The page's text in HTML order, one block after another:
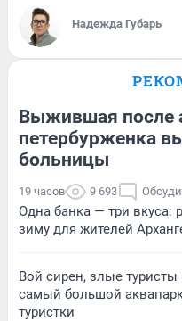
Надежда Губарь
Выжившая после
петербурженка
больницы
19 часов 9 693
Одна банка — три вкуса:
зиму для жителей
Вой сирен, злые туристы
самый большой
туристки